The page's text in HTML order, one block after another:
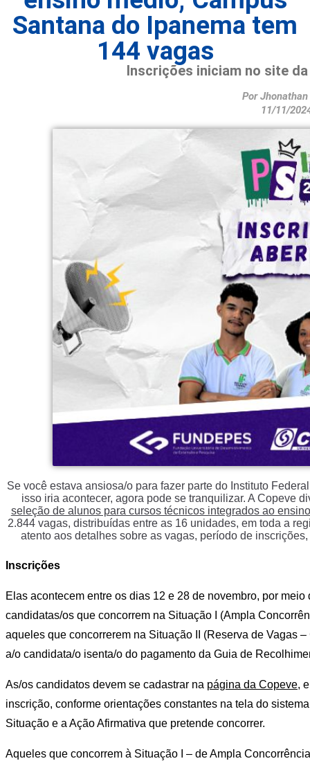
Santana do Ipanema tem
144 vagas
Inscrições iniciam no site
Por
11/11/
Se você estava ansiosa/o para fazer parte do Instituto
isso iria acontecer, agora pode se tranquilizar. A Copeve
seleção de alunos para cursos técnicos integrados ao
2.844 vagas, distribuídas entre as 16 unidades, em toda a
atento aos detalhes sobre as vagas, período de
Inscrições
Elas acontecem entre os dias 12 e 28 de novembro, por
candidatas/os que concorrem na Situação I (Ampla
aqueles que concorrerem na Situação II (Reserva de Vagas
a/o candidata/o isenta/o do pagamento da Guia de
As/os candidatos devem se cadastrar na página da Copeve,
inscrição, conforme orientações constantes na tela do
Situação e a Ação Afirmativa que pretende concorrer.
Aqueles que concorrem à Situação I – de Ampla